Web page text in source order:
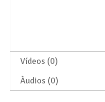
Vídeos (0)
Àudios (0)